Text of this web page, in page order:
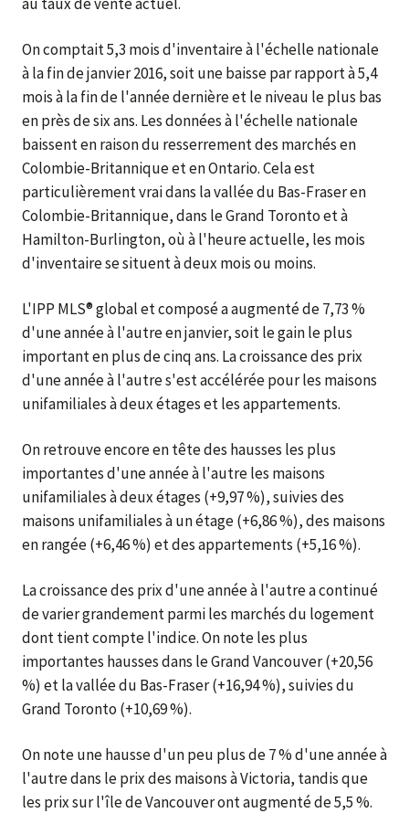
On comptait 5,3 mois d'inventaire à l'échelle nationale
à la fin de janvier 2016, soit une baisse par rapport à 5,4
mois à la fin de l'année dernière et le niveau le plus bas
en près de six ans. Les données à l'échelle nationale
baissent en raison du resserrement des marchés en
Colombie-Britannique et en Ontario. Cela est
particulièrement vrai dans la vallée du Bas-Fraser en
Colombie-Britannique, dans le Grand Toronto et à
Hamilton-Burlington, où à l'heure actuelle, les mois
d'inventaire se situent à deux mois ou moins.
L'IPP MLS® global et composé a augmenté de 7,73 %
d'une année à l'autre en janvier, soit le gain le plus
important en plus de cinq ans. La croissance des prix
d'une année à l'autre s'est accélérée pour les maisons
unifamiliales à deux étages et les appartements.
On retrouve encore en tête des hausses les plus
importantes d'une année à l'autre les maisons
unifamiliales à deux étages (+9,97 %), suivies des
maisons unifamiliales à un étage (+6,86 %), des maisons
en rangée (+6,46 %) et des appartements (+5,16 %).
La croissance des prix d'une année à l'autre a continué
de varier grandement parmi les marchés du logement
dont tient compte l'indice. On note les plus
importantes hausses dans le Grand Vancouver (+20,56
%) et la vallée du Bas-Fraser (+16,94 %), suivies du
Grand Toronto (+10,69 %).
On note une hausse d'un peu plus de 7 % d'une année à
l'autre dans le prix des maisons à Victoria, tandis que
les prix sur l'île de Vancouver ont augmenté de 5,5 %.